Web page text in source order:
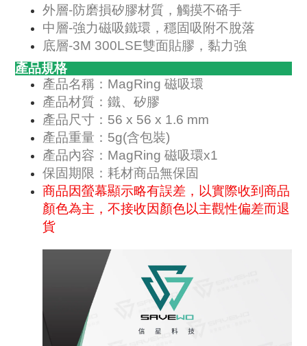
外層-防磨損矽膠材質，觸摸不硌手
中層-強力磁吸鐵環，穩固吸附不脫落
底層-3M 300LSE雙面貼膠，黏力強
產品規格
產品名稱：MagRing 磁吸環
產品材質：鐵、矽膠
產品尺寸：56 x 56 x 1.6 mm
產品重量：5g(含包裝)
產品內容：MagRing 磁吸環x1
保固期限：耗材商品無保固
商品因螢幕顯示略有誤差，以實際收到商品
顏色為主，不接收因顏色以主觀性偏差而退
貨